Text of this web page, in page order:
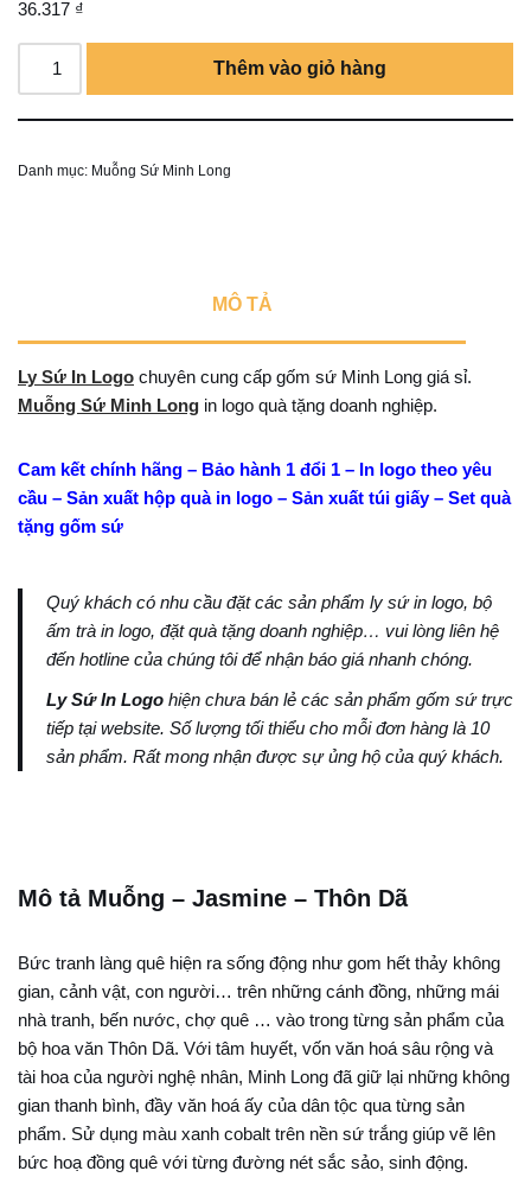
36.317 ₫
Thêm vào giỏ hàng
Danh mục: Muỗng Sứ Minh Long
MÔ TẢ
Ly Sứ In Logo chuyên cung cấp gốm sứ Minh Long giá sỉ.
Muỗng Sứ Minh Long in logo quà tặng doanh nghiệp.
Cam kết chính hãng – Bảo hành 1 đổi 1 – In logo theo yêu
cầu – Sản xuất hộp quà in logo – Sản xuất túi giấy – Set quà
tặng gốm sứ
Quý khách có nhu cầu đặt các sản phẩm ly sứ in logo, bộ
ấm trà in logo, đặt quà tặng doanh nghiệp… vui lòng liên hệ
đến hotline của chúng tôi để nhận báo giá nhanh chóng.
Ly Sứ In Logo hiện chưa bán lẻ các sản phẩm gốm sứ trực
tiếp tại website. Số lượng tối thiểu cho mỗi đơn hàng là 10
sản phẩm. Rất mong nhận được sự ủng hộ của quý khách.
Mô tả Muỗng – Jasmine – Thôn Dã
Bức tranh làng quê hiện ra sống động như gom hết thảy không
gian, cảnh vật, con người… trên những cánh đồng, những mái
nhà tranh, bến nước, chợ quê … vào trong từng sản phẩm của
bộ hoa văn Thôn Dã. Với tâm huyết, vốn văn hoá sâu rộng và
tài hoa của người nghệ nhân, Minh Long đã giữ lại những không
gian thanh bình, đầy văn hoá ấy của dân tộc qua từng sản
phẩm. Sử dụng màu xanh cobalt trên nền sứ trắng giúp vẽ lên
bức hoạ đồng quê với từng đường nét sắc sảo, sinh động.